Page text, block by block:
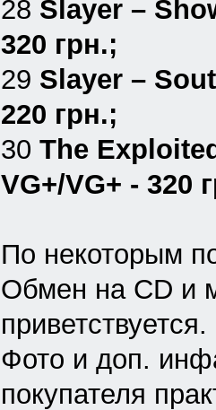
28 Slayer –
320 грн.;
29 Slayer ‎–
220 грн.;
30 The
VG+/VG+ - 320
По некоторым
Обмен на CD и
приветствуется.
Фото и доп.
покупателя